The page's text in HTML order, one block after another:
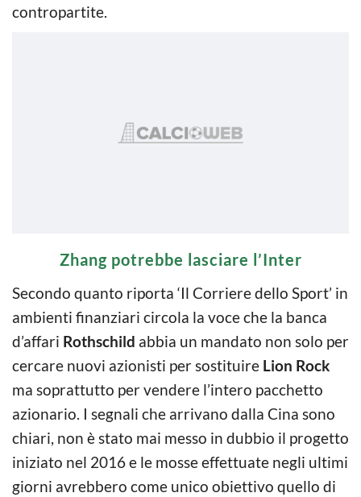
contropartite.
Zhang potrebbe lasciare l’Inter
Secondo quanto riporta ‘Il Corriere dello Sport’ in
ambienti finanziari circola la voce che la banca
d’affari Rothschild abbia un mandato non solo per
cercare nuovi azionisti per sostituire Lion Rock
ma soprattutto per vendere l’intero pacchetto
azionario. I segnali che arrivano dalla Cina sono
chiari, non è stato mai messo in dubbio il progetto
iniziato nel 2016 e le mosse effettuate negli ultimi
giorni avrebbero come unico obiettivo quello di